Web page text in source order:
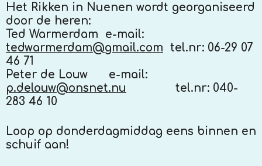
Het Rikken in Nuenen wordt georganiseerd
door de heren:
Ted Warmerdam
e-mail:
tedwarmerdam@gmail.com
tel.nr: 06-29 07
46 71
Peter de Louw
e-mail:
p.delouw@onsnet.nu tel.nr: 040-
283 46 10
Loop op donderdagmiddag eens binnen en
schuif aan!